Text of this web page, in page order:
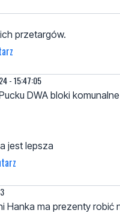
przetargów.
- 15:47:05
DWA bloki
jest lepsza
ma prezenty robić